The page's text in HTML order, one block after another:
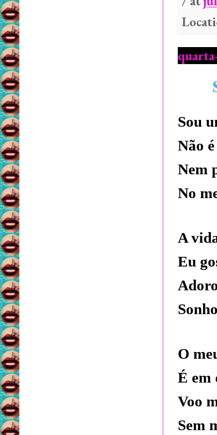
Sou
Não
Nem
No
A
Eu
O
É em
Voo
Sem